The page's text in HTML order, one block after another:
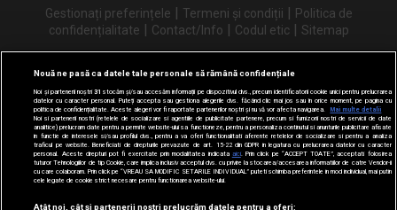
Gestionați preferințele | Termeni și condiții | Politica de
confidențialitate | Contact/Info | Codul etic | Sitemap
Urmărește-ne și pe
Nouă ne pasă ca datele tale personale să rămână confidențiale
Noi și partenerii noștri31 stocăm și/sau accesăm informații pe dispozitivul dvs., precum identificatorii cookie unici pentru prelucrarea
datelor cu caracter personal. Puteți accepta sau gestiona alegerile dvs. făcând clic mai jos sau în orice moment, pe pagina cu
politica de confidențialitate. Aceste alegeri vor fi raportate partenerilor noștri și nu vă vor afecta navigarea.
Mai multe detalii
Noi si partenerii nostri (retelele de socializare si agentiile de publicitate partenere, precum si furnizorii nostri de servicii de date
analitice) prelucram date pentru a permite website-ului sa functioneze, pentru a personaliza continutul si anunturile publicitare afisate
in functie de interesele si/sau profilul dvs., pentru a va oferi functionalitati aferente retelelor de socializare si pentru a analiza
traficul pe website. Beneficiati de drepturile prevazute de art. 15-22 din GDPR in legatura cu prelucrarea datelor cu caracter
personal. Aceste drepturi pot fi exercitate prin modalitatea indicata aici. Prin click pe “ACCEPT TOATE”, acceptati folosirea
tuturor Tehnologiilor de tip Cookie, care implica inclusiv acceptul dvs. cu privire la stocarea/accesarea informatiilor de catre Vendor-ii
cu care colaboram. Prin click pe “VREAU SA MODIFIC SETARILE INDIVIDUAL” puteti schimba preferintele in mod individual, mai putin
cele legate de cookie strict necesare pentru functionarea website-ului.
Atât noi, cât și partenerii noștri prelucrăm datele pentru a oferi: